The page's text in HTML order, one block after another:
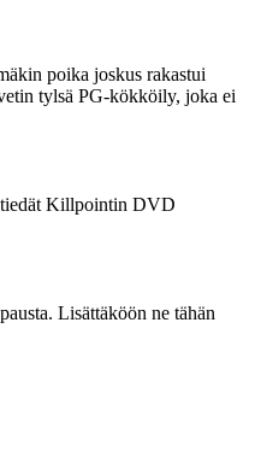
poika joskus rakastui
tylsä PG-kökköily, joka ei
tiedät Killpointin DVD
Lisättäköön ne tähän